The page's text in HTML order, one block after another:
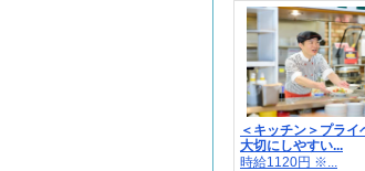
＜キッチン＞プライ
大切にしやすい...
時給1120円 ※...